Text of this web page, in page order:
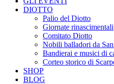
DIOTTO
Palio del Diotto
Giornate rinascimentali
Comitato Diotto
Nobili balladori da
Bandierai e musici di
Corteo storico di
SHOP
BLOG